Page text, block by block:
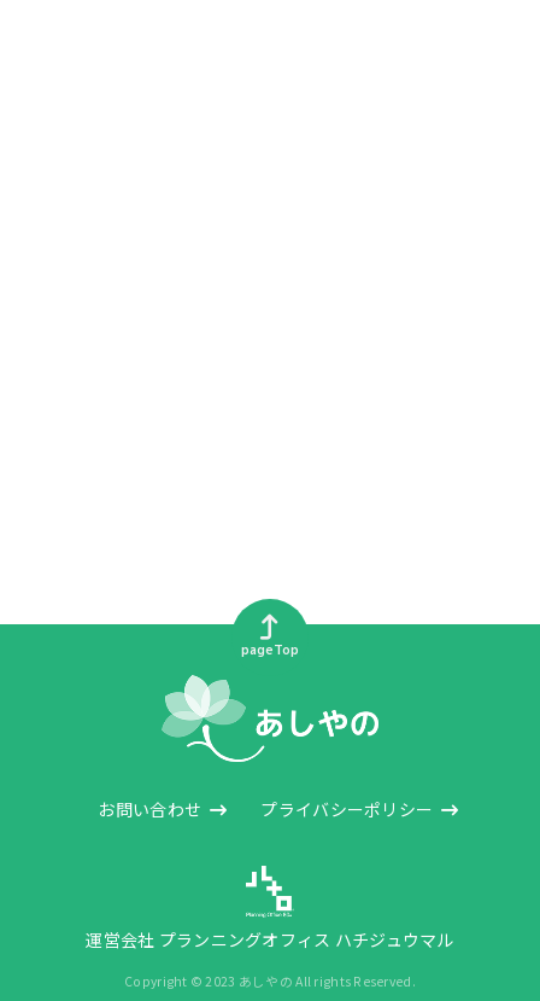
お問い合わせ プライバシーポリシー
運営会社 プランニングオフィス ハチジュウマル
Copyright © 2023 あしやの All rights Reserved.
pageTop